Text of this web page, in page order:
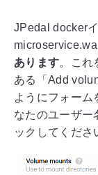
JPedal docker
あります。これ
ある「Add
ようにフォー
なたのユーザー
ックしてくださ